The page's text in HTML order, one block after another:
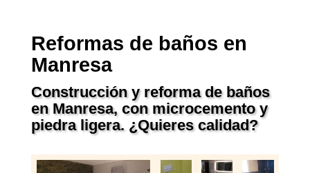
Reformas de baños en
Manresa
Construcción y reforma de baños
en Manresa, con microcemento y
piedra ligera. ¿Quieres calidad?